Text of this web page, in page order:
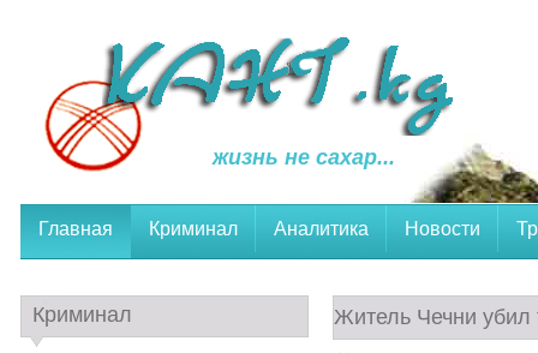
жизнь не сахар...
Главная Криминал Аналитика Новости
Житель Чечни убил
Криминал